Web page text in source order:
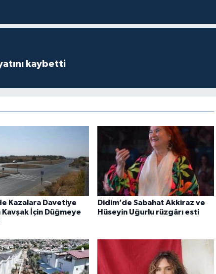
kaybetti
Kazalara Davetiye
Kavşak İçin Düğmeye
Didim’de Sabahat Akkiraz ve
Hüseyin Uğurlu rüzgârı esti